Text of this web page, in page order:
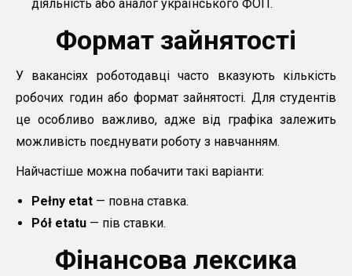
діяльність або аналог українського ФОП.
Формат зайнятості
У вакансіях роботодавці часто вказують кількість
робочих годин або формат зайнятості. Для студентів
це особливо важливо, адже від графіка залежить
можливість поєднувати роботу з навчанням.
Найчастіше можна побачити такі варіанти:
Pełny etat — повна ставка.
Pół etatu — пів ставки.
Фінансова лексика